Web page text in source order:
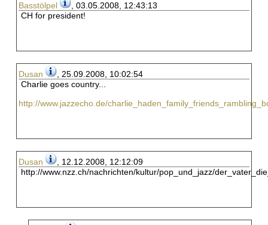
Basstölpel
, 03.05.2008, 12:43:13
CH for president!
Dusan
, 25.09.2008, 10:02:54
Charlie goes country...
http://www.jazzecho.de/
Dusan
, 12.12.2008, 12:12:09
http://www.nzz.ch/nachrichten/kultur/pop_und_jazz/